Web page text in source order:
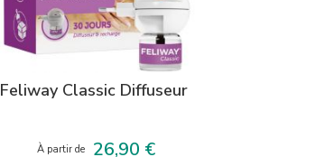
Feliway Classic Diffuseur
À partir de Prix
26,90 €